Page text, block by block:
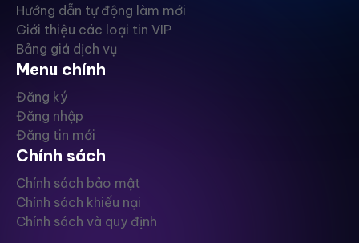
Hướng dẫn tự động làm mới
Giới thiệu các loại tin VIP
Bảng giá dịch vụ
Menu chính
Đăng ký
Đăng nhập
Đăng tin mới
Chính sách
Chính sách bảo mật
Chính sách khiếu nại
Chính sách và quy định